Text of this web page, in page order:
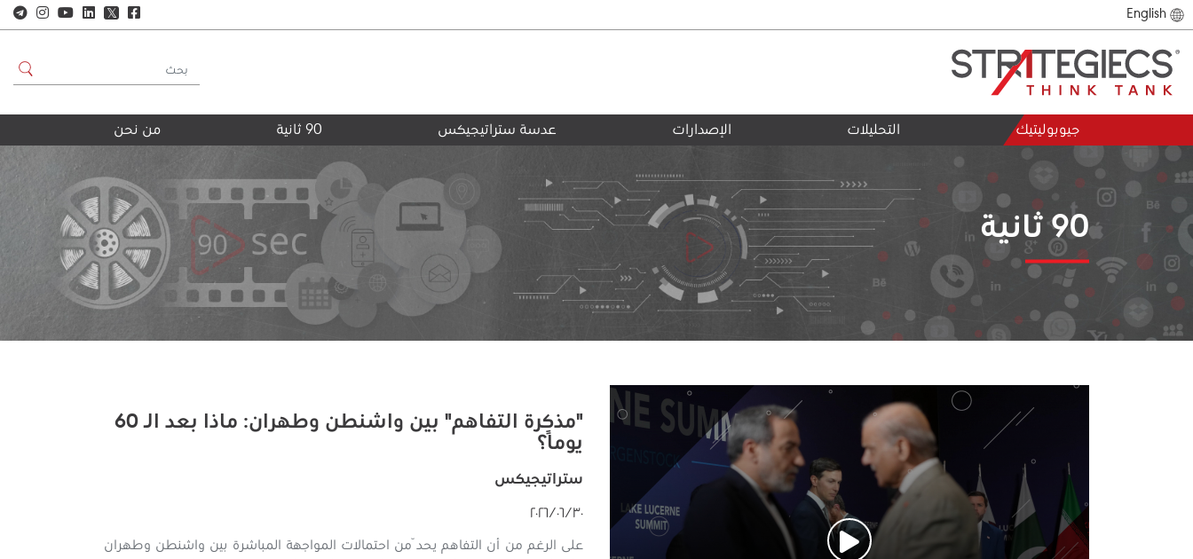
English
𝕏
جيوبوليتيك التحليلات الإصدارات عدسة ستراتيجيكس 90 ثانية من نحن
90 ثانية
"مذكرة التفاهم" بين واشنطن وطهران: ماذا بعد الـ 60
يومًا؟
ستراتيجيكس
٣٠‏/٠٦‏/٢٠٢٦
على الرغم من أن التفاهم يحدّ من احتمالات المواجهة المباشرة بين واشنطن وطهران